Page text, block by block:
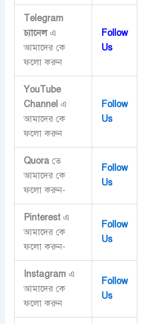
Telegram
চ্যানেলএ
আমাদের কে
ফলো করুন
Follow
Us
YouTube
Channel এ
আমাদের কে
ফলো করুন
Follow
Us
Quora তে
আমাদের কে
ফলো করুন-
Follow
Us
Pinterest এ
আমাদের কে
ফলো করুন-
Follow
Us
Instagram এ
আমাদের কে
ফলো করুন
Follow
Us